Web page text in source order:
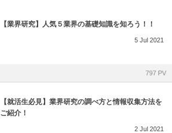
【業界研究】人気５業界の基礎知識を知ろう！！
5 Jul 2021
797 PV
【就活生必見】業界研究の調べ方と情報収集方法を
ご紹介！
2 Jul 2021